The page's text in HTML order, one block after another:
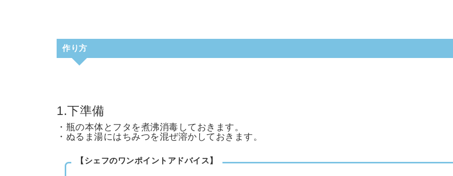
作り方
1.下準備
・瓶の本体とフタを煮沸消毒しておきます。
・ぬるま湯にはちみつを混ぜ溶かしておきます。
【シェフのワンポイントアドバイス】